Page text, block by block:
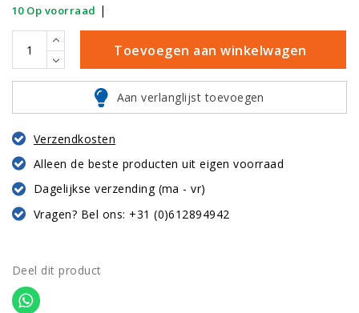
10 Op voorraad |
Toevoegen aan winkelwagen
Aan verlanglijst toevoegen
Verzendkosten
Alleen de beste producten uit eigen voorraad
Dagelijkse verzending (ma - vr)
Vragen? Bel ons: +31 (0)612894942
Deel dit product